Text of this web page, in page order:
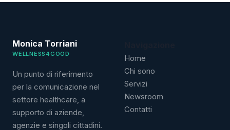
Monica Torriani
WELLNESS4GOOD
Un punto di riferimento
per la comunicazione nel
settore healthcare, a
supporto di aziende,
agenzie e singoli cittadini.
Home
Chi sono
Servizi
Newsroom
Contatti